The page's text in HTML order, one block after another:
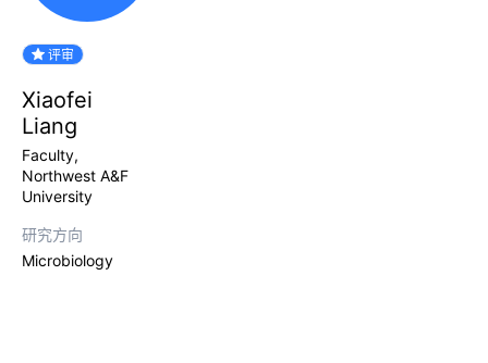
评审
Xiaofei
Liang
Faculty,
Northwest A&F
University
研究方向
Microbiology